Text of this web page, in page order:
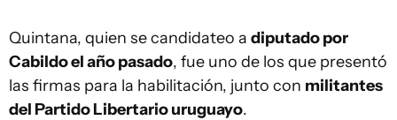
Quintana, quien se candidateo a diputado por
Cabildo el año pasado, fue uno de los que presentó
las firmas para la habilitación, junto con militantes
del Partido Libertario uruguayo.